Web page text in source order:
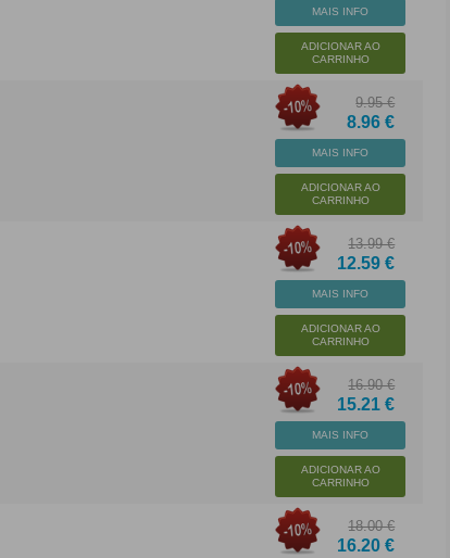
MAIS INFO
ADICIONAR AO
CARRINHO
9.95 €
8.96 €
MAIS INFO
ADICIONAR AO
CARRINHO
13.99 €
12.59 €
MAIS INFO
ADICIONAR AO
CARRINHO
16.90 €
15.21 €
MAIS INFO
ADICIONAR AO
CARRINHO
18.00 €
16.20 €